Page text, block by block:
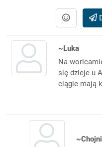
~Luka
Na
się dzieje u
ciągle mają